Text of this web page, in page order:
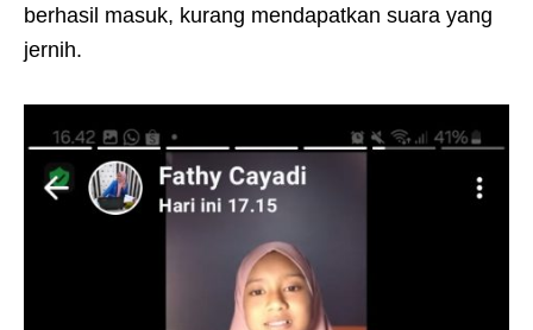
berhasil masuk, kurang mendapatkan suara yang
jernih.